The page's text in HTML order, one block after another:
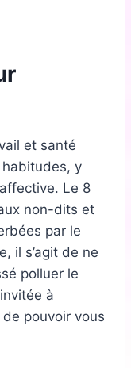
et santé
y
Le 8
non-dits et
par le
il s’agit de ne
polluer le
à
pouvoir vous